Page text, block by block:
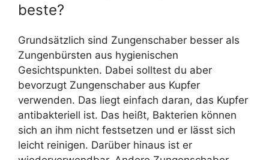
beste?
Grundsätzlich sind Zungenschaber besser als
Zungenbürsten aus hygienischen
Gesichtspunkten. Dabei solltest du aber
bevorzugt Zungenschaber aus Kupfer
verwenden. Das liegt einfach daran, das Kupfer
antibakteriell ist. Das heißt, Bakterien können
sich an ihm nicht festsetzen und er lässt sich
leicht reinigen. Darüber hinaus ist er